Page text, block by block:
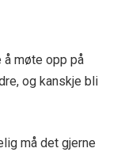
å møte opp på
og kanskje bli
må det gjerne